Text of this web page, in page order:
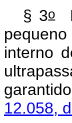
§ 3o
interno
12.058,